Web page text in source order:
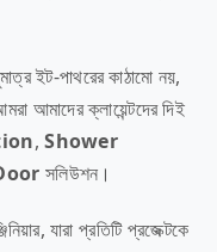
ইট-পাথরের কাঠামো নয়,
আমাদের ক্লায়েন্টদের দিই
,Shower
সলিউশন।
যারা প্রতিটি প্রজেক্টকে